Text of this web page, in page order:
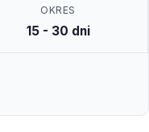
OKRES
15 - 30 dni